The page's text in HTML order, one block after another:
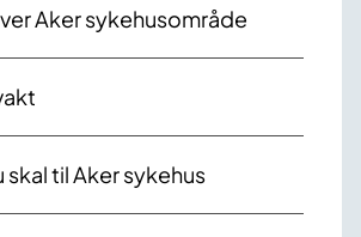
Aker sykehusområde
skal til Aker sykehus